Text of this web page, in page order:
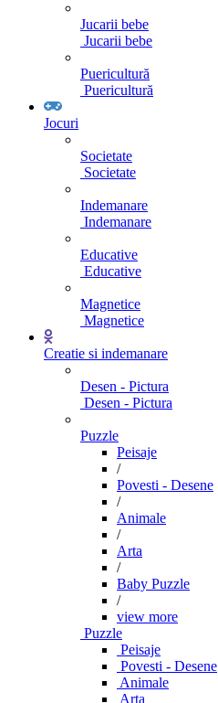
Jucarii bebe
Jucarii bebe
Puericultură
Puericultură
Jocuri
Societate
Societate
Indemanare
Indemanare
Educative
Educative
Magnetice
Magnetice
Creatie si indemanare
Desen - Pictura
Desen - Pictura
Puzzle
Peisaje
/
Povesti - Desene
/
Animale
/
Arta
/
Baby Puzzle
/
view more
Puzzle
Peisaje
Povesti - Desene
Animale
Arta